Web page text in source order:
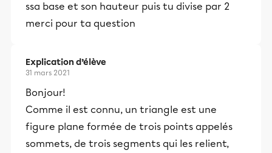
ssa base et son hauteur puis tu divise par 2
merci pour ta question
Explication d’élève
31 mars 2021
Bonjour!
Comme il est connu, un triangle est une
figure plane formée de trois points appelés
sommets, de trois segments qui les relient,